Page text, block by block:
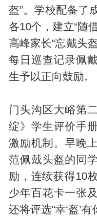
盔”。学校配备了
各10个，建立“随
高峰家长“忘戴头
每日巡查记录佩
生予以正向鼓励。
门头沟区大峪第
绽》学生评价手
激励机制。早晚
范佩戴头盔的同
励，连续获得10
少年百花卡一张
还将评选“幸‘盔’有